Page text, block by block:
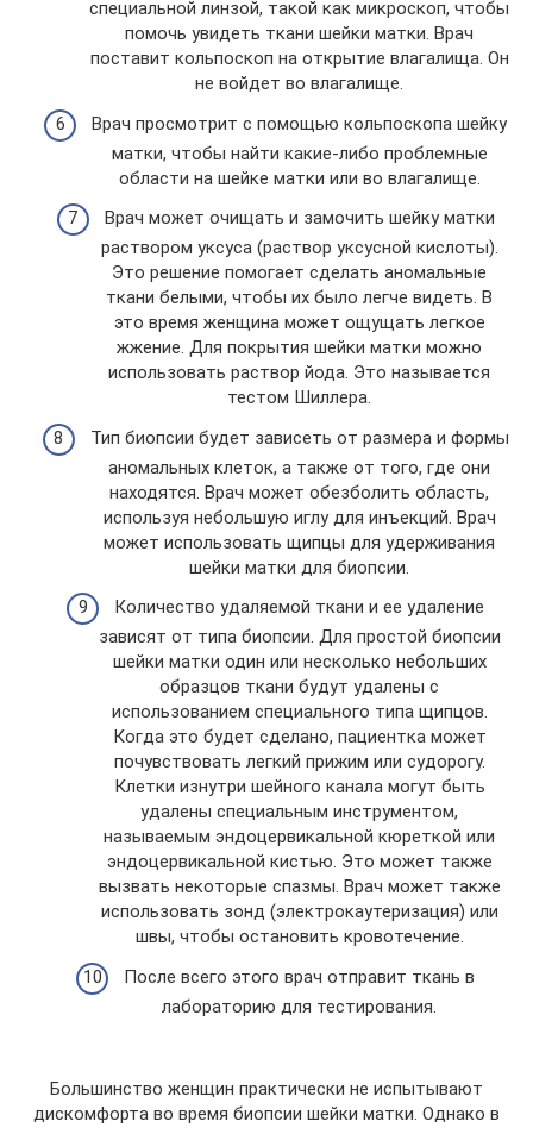
специальной линзой, такой как микроскоп, чтобы
помочь увидеть ткани шейки матки. Врач
поставит кольпоскоп на открытие влагалища. Он
не войдет во влагалище.
Врач просмотрит с помощью кольпоскопа шейку
матки, чтобы найти какие-либо проблемные
области на шейке матки или во влагалище.
Врач может очищать и замочить шейку матки
раствором уксуса (раствор уксусной кислоты).
Это решение помогает сделать аномальные
ткани белыми, чтобы их было легче видеть. В
это время женщина может ощущать легкое
жжение. Для покрытия шейки матки можно
использовать раствор йода. Это называется
тестом Шиллера.
Тип биопсии будет зависеть от размера и формы
аномальных клеток, а также от того, где они
находятся. Врач может обезболить область,
используя небольшую иглу для инъекций. Врач
может использовать щипцы для удерживания
шейки матки для биопсии.
Количество удаляемой ткани и ее удаление
зависят от типа биопсии. Для простой биопсии
шейки матки один или несколько небольших
образцов ткани будут удалены с
использованием специального типа щипцов.
Когда это будет сделано, пациентка может
почувствовать легкий прижим или судорогу.
Клетки изнутри шейного канала могут быть
удалены специальным инструментом,
называемым эндоцервикальной кюреткой или
эндоцервикальной кистью. Это может также
вызвать некоторые спазмы. Врач может также
использовать зонд (электрокаутеризация) или
швы, чтобы остановить кровотечение.
После всего этого врач отправит ткань в
лабораторию для тестирования.
Большинство женщин практически не испытывают
дискомфорта во время биопсии шейки матки. Однако в